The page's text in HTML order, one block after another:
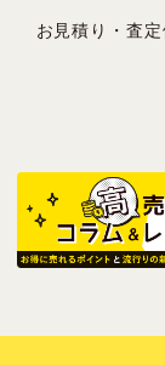
お見積り・査定